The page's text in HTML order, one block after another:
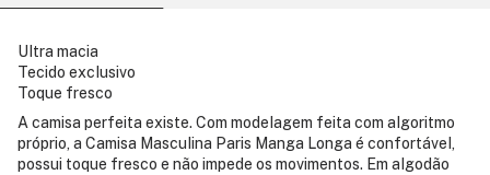
Ultra macia
Tecido exclusivo
Toque fresco
A camisa perfeita existe. Com modelagem feita com algoritmo
próprio, a Camisa Masculina Paris Manga Longa é confortável,
possui toque fresco e não impede os movimentos. Em algodão